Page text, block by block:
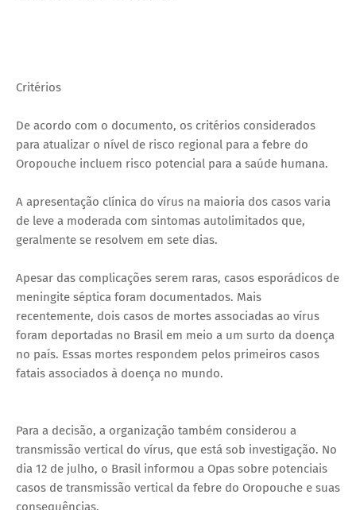
Critérios
De acordo com o documento, os critérios considerados
para atualizar o nível de risco regional para a febre do
Oropouche incluem risco potencial para a saúde humana.
A apresentação clínica do vírus na maioria dos casos varia
de leve a moderada com sintomas autolimitados que,
geralmente se resolvem em sete dias.
Apesar das complicações serem raras, casos esporádicos de
meningite séptica foram documentados. Mais
recentemente, dois casos de mortes associadas ao vírus
foram deportadas no Brasil em meio a um surto da doença
no país. Essas mortes respondem pelos primeiros casos
fatais associados à doença no mundo.
Para a decisão, a organização também considerou a
transmissão vertical do vírus, que está sob investigação. No
dia 12 de julho, o Brasil informou a Opas sobre potenciais
casos de transmissão vertical da febre do Oropouche e suas
consequências.